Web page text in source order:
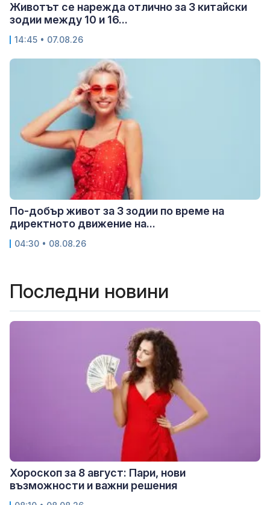
Животът се нарежда отлично за 3 китайски
зодии между 10 и 16...
14:45 • 07.08.26
По-добър живот за 3 зодии по време на
директното движение на...
04:30 • 08.08.26
Последни новини
Хороскоп за 8 август: Пари, нови
възможности и важни решения